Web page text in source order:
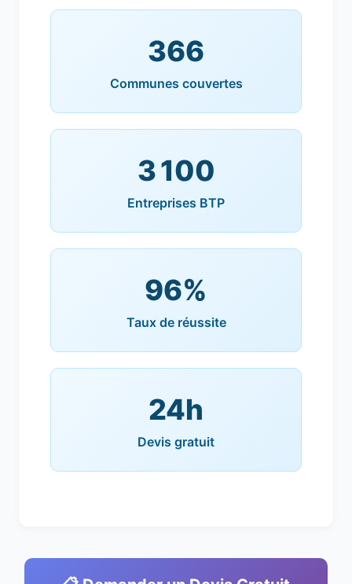
366
Communes couvertes
3 100
Entreprises BTP
96%
Taux de réussite
24h
Devis gratuit